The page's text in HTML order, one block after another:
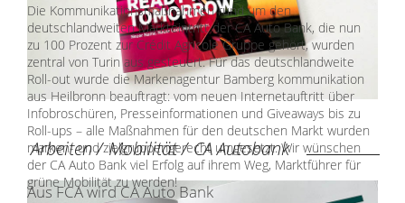
Die Kommunikationsmaßnahmen rund um den
deutschlandweiten Markteintritt der CA Auto Bank, die nun
zu 100 Prozent zur Crédit Agricole Gruppe gehört, wurden
zentral von Turin aus gesteuert. Für das deutschlandweite
Roll-out wurde die Markenagentur Bamberg kommunikation
aus Heilbronn beauftragt: vom neuen Internetauftritt über
Infobroschüren, Presseinformationen und Giveaways bis zu
Roll-ups ­– alle Maßnahmen für den deutschen Markt wurden
marken- und zielgruppengerecht umgesetzt. Wir wünschen
der CA Auto Bank viel Erfolg auf ihrem Weg, Marktführer für
grüne Mobilität zu werden!
Aus FCA wird CA Auto Bank
Arbeiten/Mobilität/CA Autobank